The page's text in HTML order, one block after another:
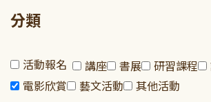
分類
活動報名 講座 書展 研習課程
電影欣賞
藝文活動 其他活動